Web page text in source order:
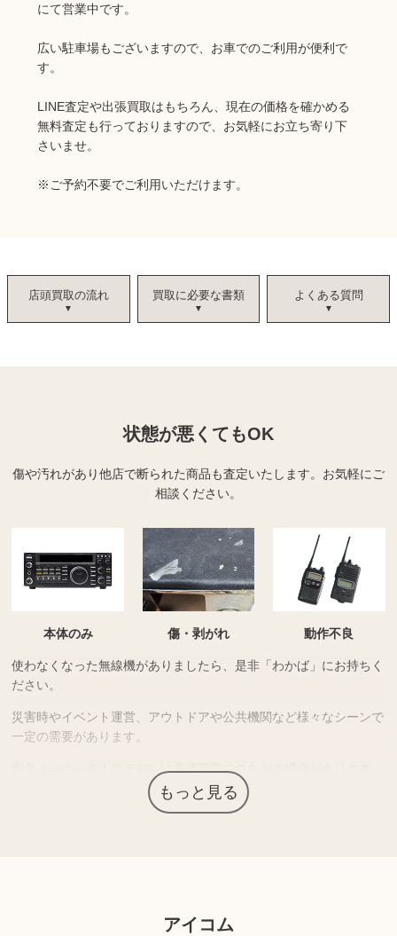
にて営業中です。
広い駐車場もございますので、お車でのご利用が便利で
す。
LINE査定や出張買取はもちろん、現在の価格を確かめる
無料査定も行っておりますので、お気軽にお立ち寄り下
さいませ。
※ご予約不要でご利用いただけます。
店頭買取の流れ 買取に必要な書類 よくある質問
状態が悪くてもOK
傷や汚れがあり他店で断られた商品も査定いたします。 お気軽にご
相談ください。
本体のみ 傷・剥がれ 動作不良
使わなくなった無線機がありましたら、是非「わかば」にお持ちく
ださい。
災害時やイベント運営、アウトドアや公共機関など様々なシーンで
一定の需要があります。
有名メーカーや人気モデルは高価買取につながる場合があります。
もっと見る
アイコム